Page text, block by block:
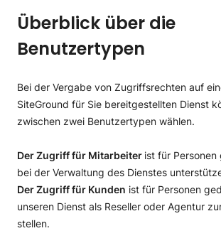
Kundenbenutzer
Überblick über die
Benutzertypen
Bei der Vergabe von Zugriffsrechten auf
SiteGround für Sie bereitgestellten Dienst
zwischen zwei Benutzertypen wählen.
Der Zugriff für Mitarbeiter ist für
bei der Verwaltung des Dienstes
Der Zugriff für Kunden ist für Personen
unseren Dienst als Reseller oder Agentur
stellen.